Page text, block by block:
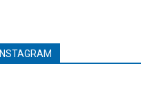
INSTAGRAM